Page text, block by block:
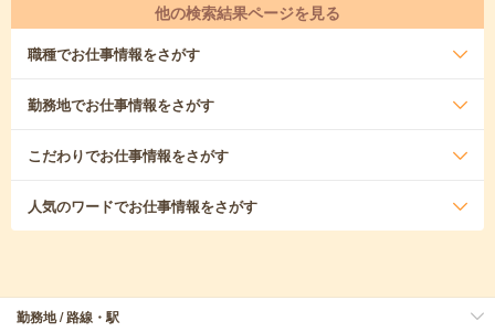
他の検索結果ページを見る
職種でお仕事情報をさがす
勤務地でお仕事情報をさがす
こだわりでお仕事情報をさがす
人気のワードでお仕事情報をさがす
勤務地 / 路線・駅